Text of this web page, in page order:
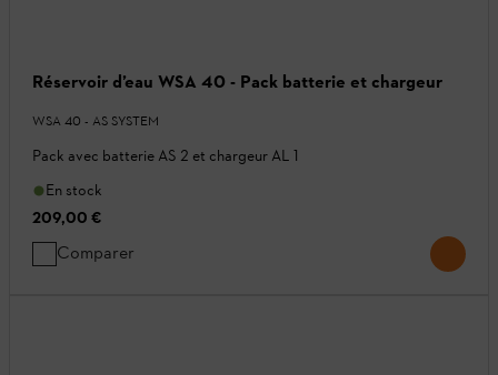
Réservoir d’eau WSA 40 - Pack batterie et chargeur
WSA 40 - AS SYSTEM
Pack avec batterie AS 2 et chargeur AL 1
En stock
209,00 €
Comparer